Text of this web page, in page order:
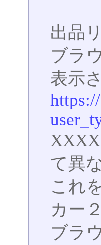
出品
ブラ
表示
て異
これ
カー
ブラ